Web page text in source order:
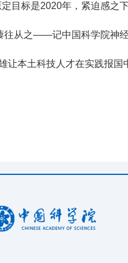
目标是2020年，紧迫感之
往从之——记中国科学院神
让本土科技人才在实践报